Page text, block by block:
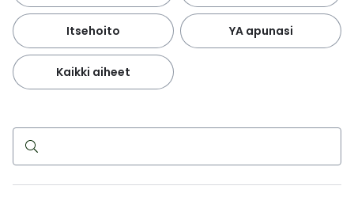
Itsehoito YA apunasi
Kaikki aiheet
Haku